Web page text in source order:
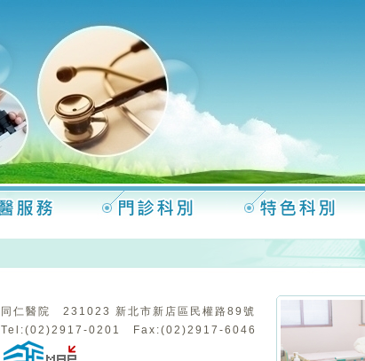
同仁醫院 231023 新北市新店區民權路89號
Tel:(02)2917-0201 Fax:(02)2917-6046